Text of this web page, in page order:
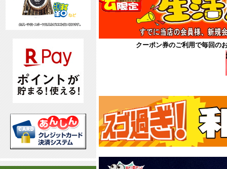
クーポン券のご利用で毎回の